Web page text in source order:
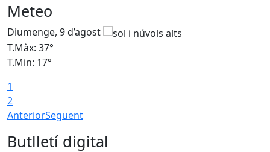
Meteo
Diumenge, 9 d’agost
T.Màx: 37°
T.Min: 17°
1
2
AnteriorSegüent
Butlletí digital